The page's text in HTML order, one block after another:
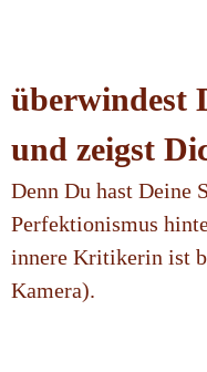
überwindest
und zeigst
Denn Du hast Deine
Perfektionismus
innere Kritikerin ist
Kamera).